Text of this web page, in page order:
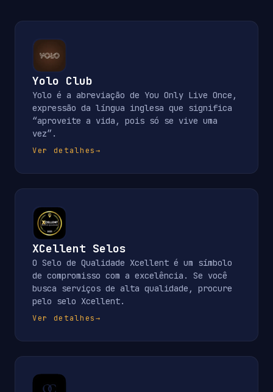
Yolo Club
Yolo é a abreviação de You Only Live Once,
expressão da língua inglesa que significa
“aproveite a vida, pois só se vive uma
vez”.
Ver detalhes→
XCellent Selos
O Selo de Qualidade Xcellent é um símbolo
de compromisso com a excelência. Se você
busca serviços de alta qualidade, procure
pelo selo Xcellent.
Ver detalhes→